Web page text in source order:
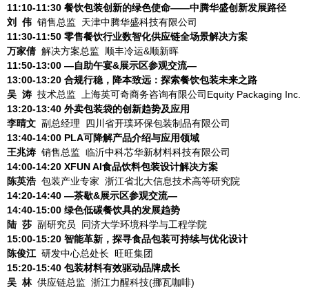
11:10-11:30 餐饮包装创新的绿色使命——中腾华盛创新发展路径
刘 伟 销售总监 天津中腾华盛科技有限公司
11:30-11:50 零售餐饮行业数智化供应链全场景解决方案
万家倩解决方案总监 顺丰冷运&顺新晖
11:50-13:00 —自助午宴&展示区参观交流—
13:00-13:20 合规行稳，降本致远：探索餐饮包装未来之路
吴 涛 技术总监 上海英可奇商务咨询有限公司Equity Packaging Inc.
13:20-13:40 外卖包装袋的创新趋势及应用
李晴文 副总经理 四川省开璞环保包装制品有限公司
13:40-14:00 PLA可降解产品介绍与应用领域
王兆涛 销售总监 临沂中科芯华新材料科技有限公司
14:00-14:20 XFUN AI食品饮料包装设计解决方案
陈英浩包装产业专家 浙江省北大信息技术高等研究院
14:20-14:40 —茶歇&展示区参观交流—
14:40-15:00 绿色低碳餐饮具的发展趋势
陆 莎 副研究员 同济大学环境科学与工程学院
15:00-15:20 智能革新，探寻食品包装可持续与优化设计
陈俊江 研发中心总处长 旺旺集团
15:20-15:40 包装材料有效驱动品牌成长
吴 林供应链总监 浙江力醒科技(挪瓦咖啡)